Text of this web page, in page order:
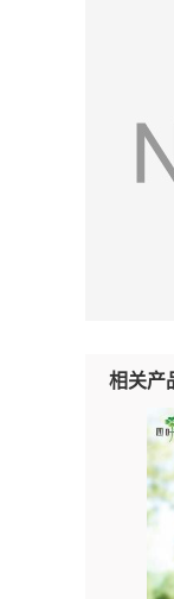
相关产